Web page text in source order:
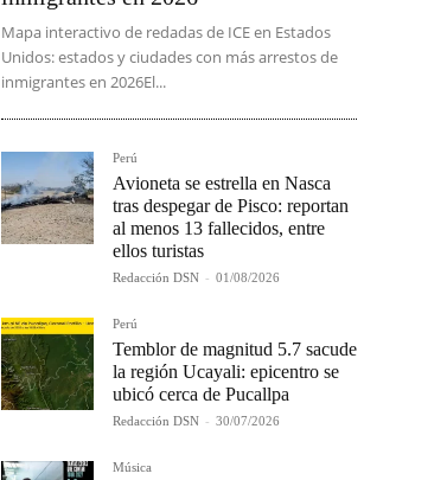
Mapa interactivo de redadas de ICE en Estados
Unidos: estados y ciudades con más arrestos de
inmigrantes en 2026El...
Perú
Avioneta se estrella en Nasca
tras despegar de Pisco: reportan
al menos 13 fallecidos, entre
ellos turistas
Redacción DSN - 01/08/2026
Perú
Temblor de magnitud 5.7 sacude
la región Ucayali: epicentro se
ubicó cerca de Pucallpa
Redacción DSN - 30/07/2026
Música